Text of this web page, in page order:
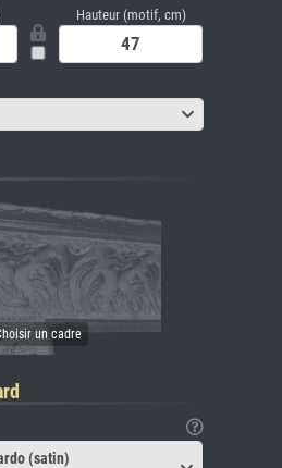
Hauteur (motif, cm)
(satin)